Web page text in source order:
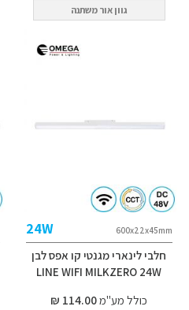
גוון אור משתנה
600x22x45mm
24W
חלבי לינארי מגנטי קו אפס לבן
LINE WIFI MILKZERO 24W
כולל מע"מ114.00 ₪